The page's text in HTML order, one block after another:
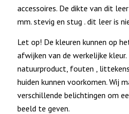
accessoires. De dikte van dit
mm. stevig en stug . dit leer is
Let op! De kleuren kunnen op
afwijken van de werkelijke kleur.
natuurproduct, fouten ,
huiden kunnen voorkomen. Wij
verschillende belichtingen om
beeld te geven.